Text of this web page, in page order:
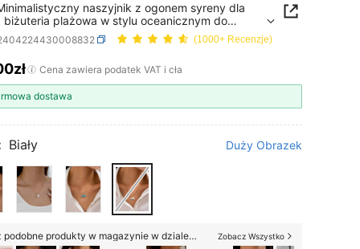
naszyjnik z ogonem syreny dla
biżuteria plażowa w stylu oceanicznym do
na co dzień i na wakacje
(1000+ Recenzje)
AND AVAILABILITY
Cena zawiera podatek VAT i cła
dostawa
Biały Duży Obrazek
Pokaż podobne produkty w magazynie w dziale 'one-size'
Zobacz Wszystko